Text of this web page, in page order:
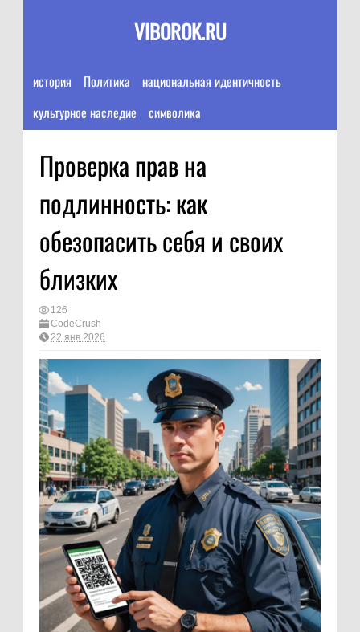
VIBOROK.RU
история Политика
национальная идентичность
культурное наследие
символика
Проверка прав на
подлинность: как
обезопасить себя и своих
близких
126
CodeCrush
22 янв 2026